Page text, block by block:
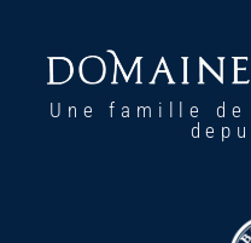
Une famille